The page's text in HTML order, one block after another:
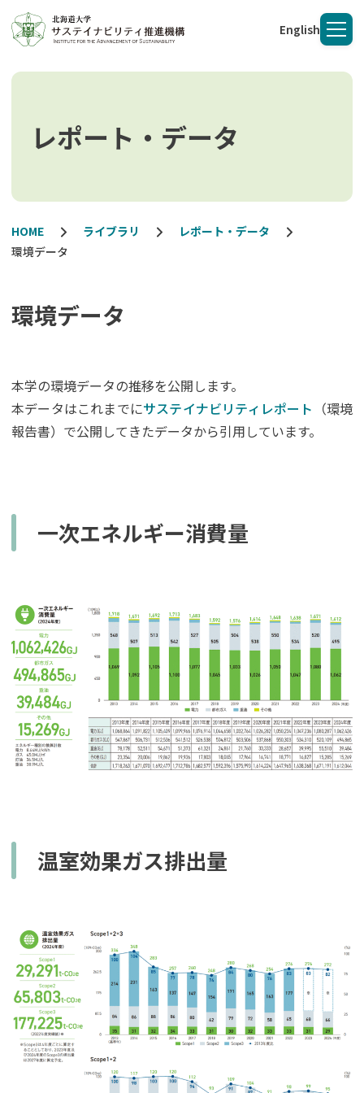
English
メニ
レポート・データ
HOME ライブラリ
レポート・データ
環境データ
環境データ
本学の環境データの推移を公開します。
本データはこれまでにサステイナビリティレポート （環境
報告書）で公開してきたデータから引用しています。
一次エネルギー消費量
温室効果ガス排出量